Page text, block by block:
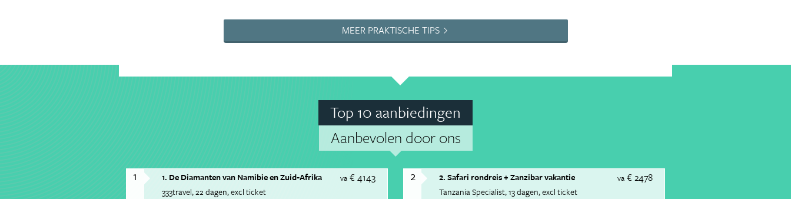
MEER PRAKTISCHE TIPS
Top 10 aanbiedingen
Aanbevolen door ons
1 va€ 4143
1. De Diamanten van Namibie en Zuid-Afrika
333travel 22 dagen excl ticket
2 va € 2478
2. Safari rondreis + Zanzibar vakantie
Tanzania Specialist 13 dagen excl ticket